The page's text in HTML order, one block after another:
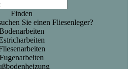
Finden
Sie einen Fliesenleger?
Fugenarbeiten